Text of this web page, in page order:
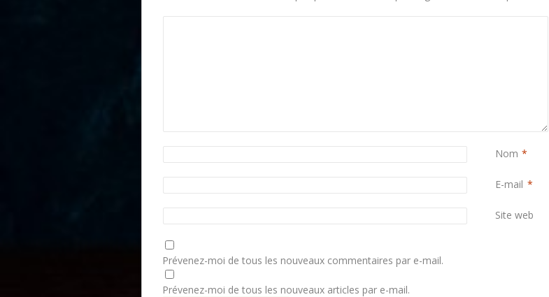
Nom *
E-mail *
Site web
Prévenez-moi de tous les nouveaux commentaires par e-mail.
Prévenez-moi de tous les nouveaux articles par e-mail.